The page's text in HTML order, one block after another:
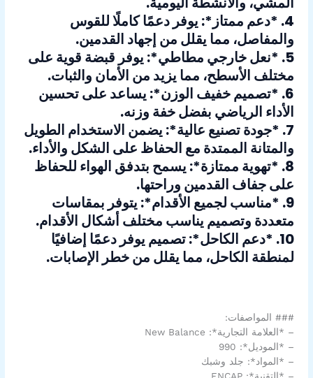
4. *دعم ممتاز*: يوفر دعمًا كاملًا للقوس
والمفاصل، مما يقلل من إجهاد القدمين.
5. *نعل خارجي مطاطي*: يوفر قبضة قوية على
مختلف الأسطح، مما يزيد من الأمان والثبات.
6. *تصميم خفيف الوزن*: يساعد على تحسين
الأداء الرياضي بفضل خفة وزنه.
7. *جودة تصنيع عالية*: يضمن الاستخدام الطويل
والمتانة الممتدة مع الحفاظ على الشكل والأداء.
8. *تهوية ممتازة*: يسمح بتدفق الهواء للحفاظ
على جفاف القدمين وراحتها.
9. *مناسب لجميع الأقدام*: يتوفر بمقاسات
متعددة وتصميم يناسب مختلف أشكال الأقدام.
10. *دعم الكاحل*: تصميم يوفر دعمًا إضافيًا
لمنطقة الكاحل، مما يقلل من خطر الإصابات.
### المواصفات:
– *العلامة التجارية*: New Balance
– *الموديل*: 990
– *المواد*: جلد وشبك